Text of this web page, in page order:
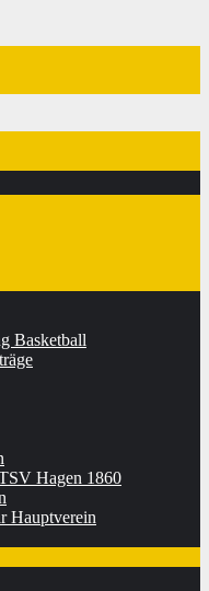
Basketball
Hagen 1860
Hauptverein